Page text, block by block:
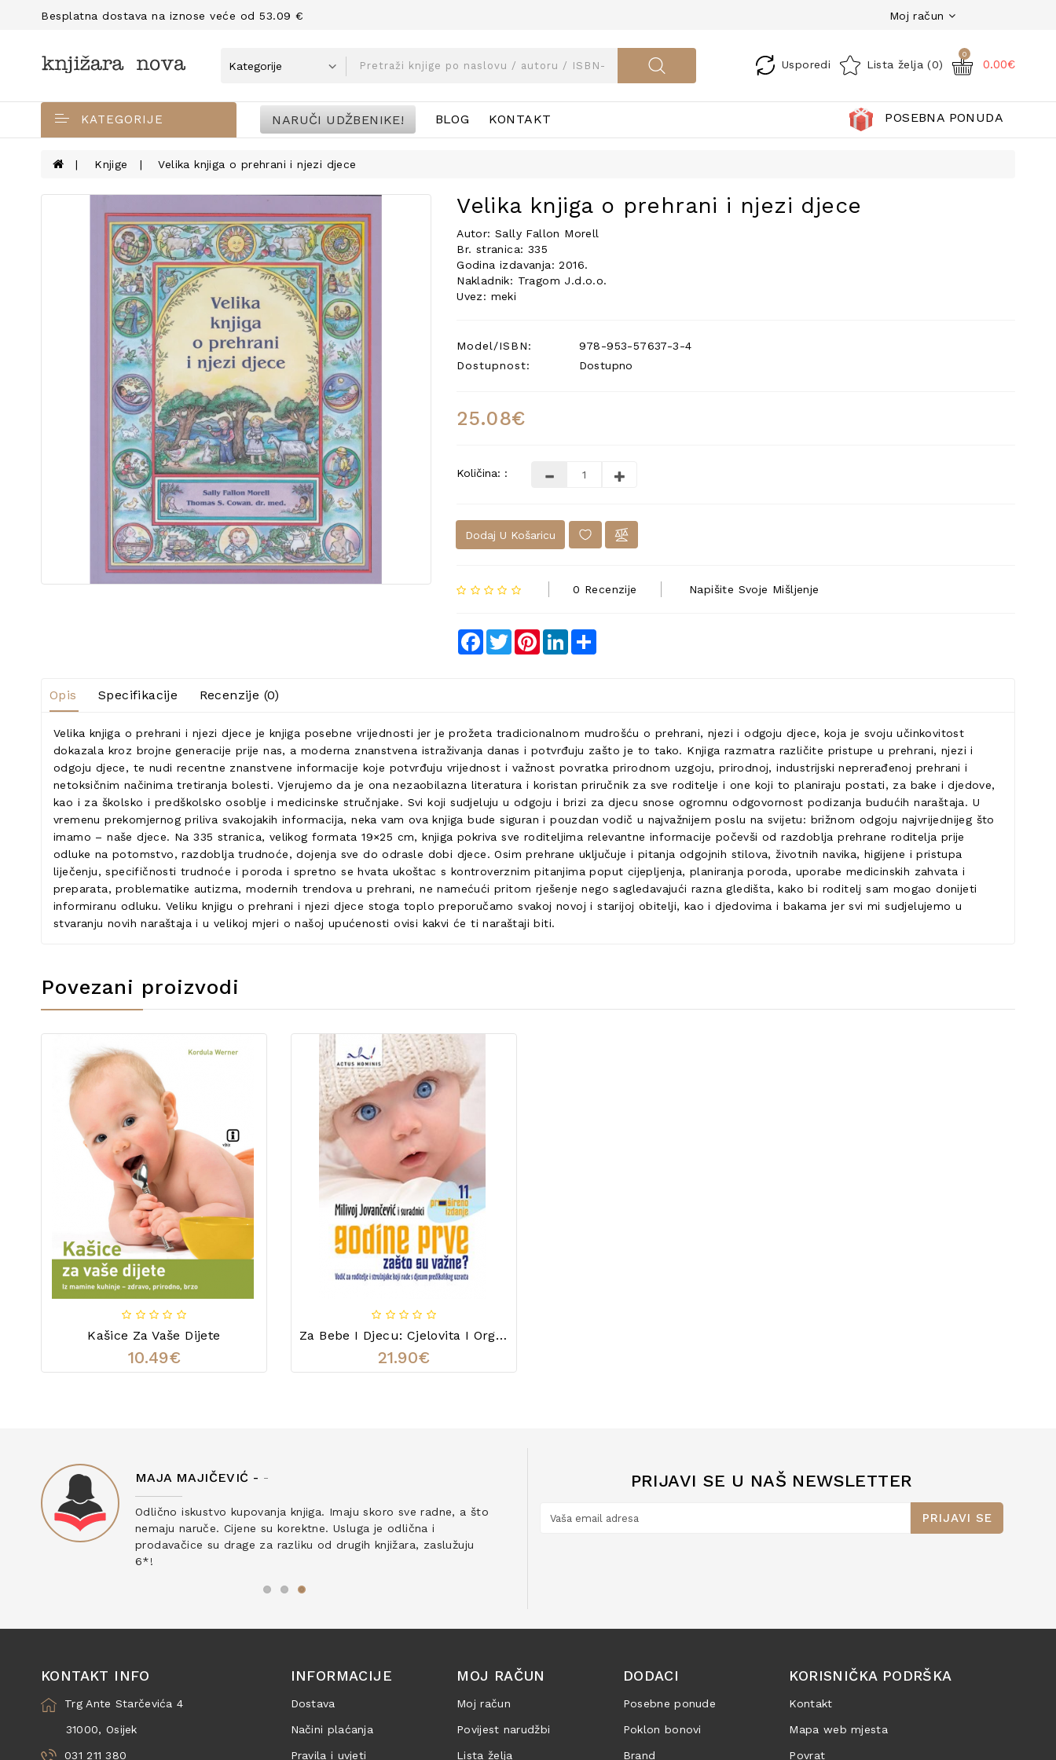
Besplatna dostava na iznose veće od 53.09 € Moj račun
Usporedi Lista želja (0)
0
0.00€
KATEGORIJE NARUČI UDŽBENIKE! BLOG KONTAKT POSEBNA PONUDA
Knjige Velika knjiga o prehrani i njezi djece
Velika knjiga o prehrani i njezi djece
Autor: Sally Fallon Morell
Br. stranica: 335
Godina izdavanja: 2016.
Nakladnik: Tragom J.d.o.o.
Uvez: meki
Model/ISBN:
978-953-57637-3-4
Dostupnost:
Dostupno
25.08€
Količina: :
Dodaj U Košaricu
0 Recenzije Napišite Svoje Mišljenje
Facebook
TwitterPinterestLinkedIn
Opis Specifikacije Recenzije (0)
Velika knjiga o prehrani i njezi djece je knjiga posebne vrijednosti jer je prožeta tradicionalnom mudrošću o prehrani, njezi i odgoju djece, koja je svoju učinkovitost
dokazala kroz brojne generacije prije nas, a moderna znanstvena istraživanja danas i potvrđuju zašto je to tako. Knjiga razmatra različite pristupe u prehrani, njezi i
odgoju djece, te nudi recentne znanstvene informacije koje potvrđuju vrijednost i važnost povratka prirodnom uzgoju, prirodnoj, industrijski neprerađenoj prehrani i
netoksičnim načinima tretiranja bolesti. Vjerujemo da je ona nezaobilazna literatura i koristan priručnik za sve roditelje i one koji to planiraju postati, za bake i djedove,
kao i za školsko i predškolsko osoblje i medicinske stručnjake. Svi koji sudjeluju u odgoju i brizi za djecu snose ogromnu odgovornost podizanja budućih naraštaja. U
vremenu prekomjernog priliva svakojakih informacija, neka vam ova knjiga bude siguran i pouzdan vodič u najvažnijem poslu na svijetu: brižnom odgoju najvrijednijeg što
imamo – naše djece. Na 335 stranica, velikog formata 19×25 cm, knjiga pokriva sve roditeljima relevantne informacije počevši od razdoblja prehrane roditelja prije
odluke na potomstvo, razdoblja trudnoće, dojenja sve do odrasle dobi djece. Osim prehrane uključuje i pitanja odgojnih stilova, životnih navika, higijene i pristupa
liječenju, specifičnosti trudnoće i poroda i spretno se hvata ukoštac s kontroverznim pitanjima poput cijepljenja, planiranja poroda, uporabe medicinskih zahvata i
preparata, problematike autizma, modernih trendova u prehrani, ne namećući pritom rješenje nego sagledavajući razna gledišta, kako bi roditelj sam mogao donijeti
informiranu odluku. Veliku knjigu o prehrani i njezi djece stoga toplo preporučamo svakoj novoj i starijoj obitelji, kao i djedovima i bakama jer svi mi sudjelujemo u
stvaranju novih naraštaja i u velikoj mjeri o našoj upućenosti ovisi kakvi će ti naraštaji biti.
Povezani proizvodi
Kašice Za Vaše Dijete
10.49€
Za Bebe I Djecu: Cjelovita I Organska Prehrana Od Trudnoće Do Školske Dobi
21.90€
MAJA MAJIČEVIĆ - -
Odlično iskustvo kupovanja knjiga. Imaju skoro sve radne, a što
nemaju naruče. Cijene su korektne. Usluga je odlična i
prodavačice su drage za razliku od drugih knjižara, zaslužuju
6*!
PRIJAVI SE U NAŠ NEWSLETTER
PRIJAVI SE
KONTAKT INFO
Trg Ante Starčevića 4
31000, Osijek
031 211 380
INFORMACIJE
Dostava
Načini plaćanja
Pravila i uvjeti
MOJ RAČUN
Moj račun
Povijest narudžbi
Lista želja
DODACI
Posebne ponude
Poklon bonovi
Brand
KORISNIČKA PODRŠKA
Kontakt
Mapa web mjesta
Povrat